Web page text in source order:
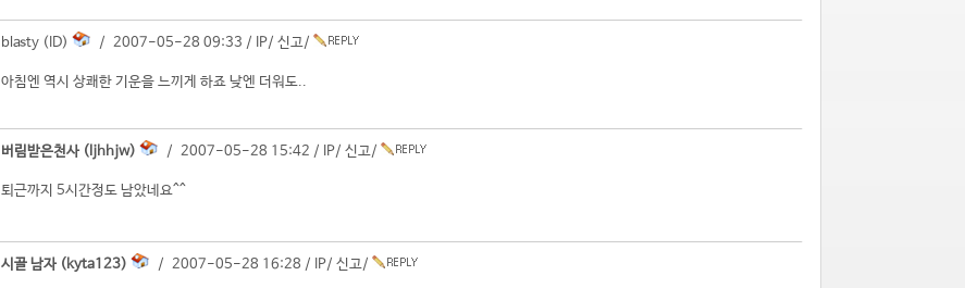
blasty (ID) / 2007-05-28 09:33 / IP/ 신고/
아침엔 역시 상쾌한 기운을 느끼게 하죠 낮엔 더워도..
버림받은천사 (ljhhjw) / 2007-05-28 15:42 / IP/ 신고/
퇴근까지 5시간정도 남았네요^^
시골 남자 (kyta123) / 2007-05-28 16:28 / IP/ 신고/